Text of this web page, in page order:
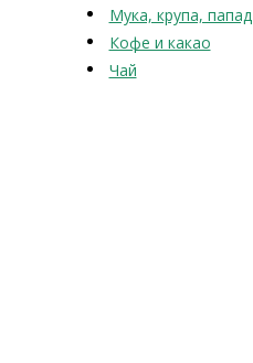
Мука, крупа, папад
Кофе и какао
Чай